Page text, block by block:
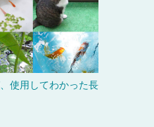
使用してわかった長